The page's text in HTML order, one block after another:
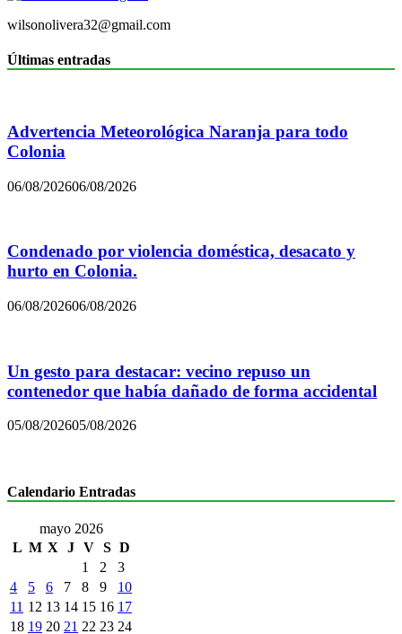
wilsonolivera32@gmail.com
Últimas entradas
Advertencia Meteorológica Naranja para todo
Colonia
06/08/202606/08/2026
Condenado por violencia doméstica, desacato y
hurto en Colonia.
06/08/202606/08/2026
Un gesto para destacar: vecino repuso un
contenedor que había dañado de forma accidental
05/08/202605/08/2026
Calendario Entradas
mayo 2026
L M X J V S D
1
2
3
4
5 6 7 8 9
10
11 12 13 14 15 16 17
18 19 20 21 22 23 24